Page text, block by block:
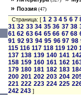
» Поэзия (47)
Страница: [1 2 3 4 5 6 7
31 32 33 34 35 36 37 38
61 62 63 64 65 66 67 68
91 92 93 94 95 96 97 98
115 116 117 118 119 120
137 138 139 140 141
158 159 160 161 162
179 180 181 182 183
200 201 202 203 204
221 222 223 224 225
242 243 ]